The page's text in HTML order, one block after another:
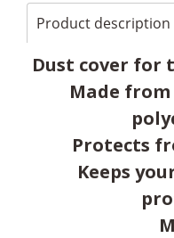
Product description
Dust cover for
Made
Protects
Keeps